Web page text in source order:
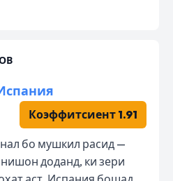
Коэффитсиент 1.91
бо мушкил расид —
доданд, ки зери